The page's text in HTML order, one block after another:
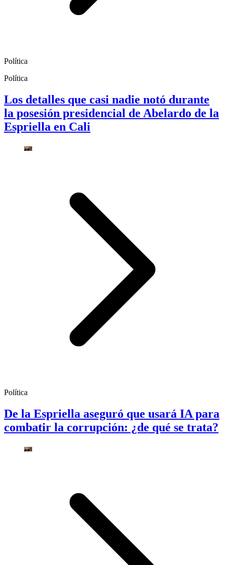
Política
Política
Los detalles que casi nadie notó durante
la posesión presidencial de Abelardo de la
Espriella en Cali
Política
De la Espriella aseguró que usará IA para
combatir la corrupción: ¿de qué se trata?